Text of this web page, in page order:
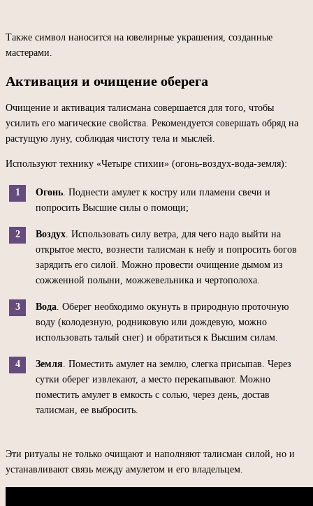
Также символ наносится на ювелирные украшения, созданные
мастерами.
Активация и очищение оберега
Очищение и активация талисмана совершается для того, чтобы
усилить его магические свойства. Рекомендуется совершать обряд на
растущую луну, соблюдая чистоту тела и мыслей.
Используют технику «Четыре стихии» (огонь-воздух-вода-земля):
Огонь. Поднести амулет к костру или пламени свечи и
попросить Высшие силы о помощи;
Воздух. Использовать силу ветра, для чего надо выйти на
открытое место, вознести талисман к небу и попросить богов
зарядить его силой. Можно провести очищение дымом из
сожженной полыни, можжевельника и чертополоха.
Вода. Оберег необходимо окунуть в природную проточную
воду (колодезную, родниковую или дождевую, можно
использовать талый снег) и обратиться к Высшим силам.
Земля. Поместить амулет на землю, слегка присыпав. Через
сутки оберег извлекают, а место перекапывают. Можно
поместить амулет в емкость с солью, через день, достав
талисман, ее выбросить.
Эти ритуалы не только очищают и наполняют талисман силой, но и
устанавливают связь между амулетом и его владельцем.